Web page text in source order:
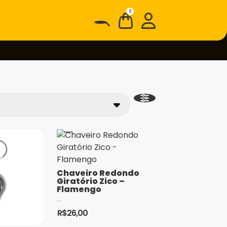
0
Chaveiro Redondo
Giratório Zico –
Flamengo
...
R$26,00